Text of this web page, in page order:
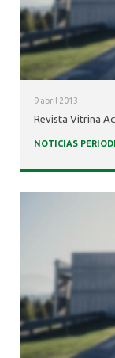
9 abril 2013
Revista Vitrina
NOTICIAS